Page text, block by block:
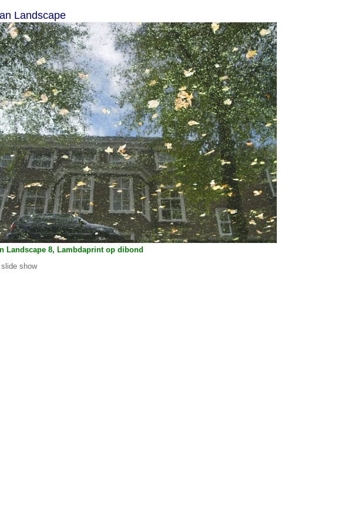
Landscape
Landscape 8, Lambdaprint op dibond
show